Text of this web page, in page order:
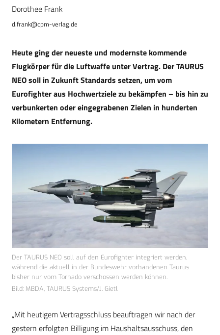
Dorothee Frank
d.frank@cpm-verlag.de
Heute ging der neueste und modernste kommende
Flugkörper für die Luftwaffe unter Vertrag. Der TAURUS
NEO soll in Zukunft Standards setzen, um vom
Eurofighter aus Hochwertziele zu bekämpfen – bis hin zu
verbunkerten oder eingegrabenen Zielen in hunderten
Kilometern Entfernung.
Der TAURUS NEO soll auf den Eurofighter integriert werden,
während die aktuell in der Bundeswehr vorhandenen Taurus
bisher nur vom Tornado verschossen werden können.
Bild: MBDA, TAURUS Systems/J. Gietl
„Mit heutigem Vertragsschluss beauftragen wir nach der
gestern erfolgten Billigung im Haushaltsausschuss, den